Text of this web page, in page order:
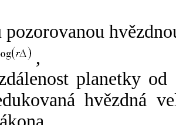
pozorovanou
,
planetky od
hvězdná